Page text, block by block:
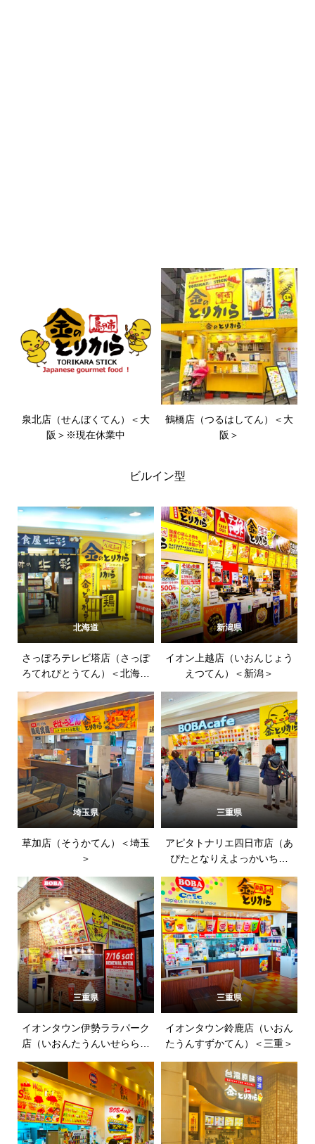
泉北店（せんぼくてん）＜大
阪＞※現在休業中
鶴橋店（つるはしてん）＜大
阪＞
ビルイン型
北海道
さっぽろテレビ塔店（さっぽ
ろてれびとうてん）＜北海道
新潟県
イオン上越店（いおんじょう
えつてん）＜新潟＞
埼玉県
草加店（そうかてん）＜埼玉
＞
三重県
アピタトナリエ四日市店（あ
ぴたとなりえよっかいちて
三重県
イオンタウン伊勢ララパーク
店（いおんたうんいせららぱ
三重県
イオンタウン鈴鹿店（いおん
たうんすずかてん）＜三重＞